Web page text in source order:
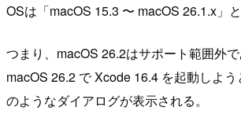
OSは「macOS 15.3 〜 macOS 26.1.x」と
つまり、macOS 26.2はサポート範囲外
macOS 26.2 で Xcode 16.4 を起動しよ
のようなダイアログが表示される。